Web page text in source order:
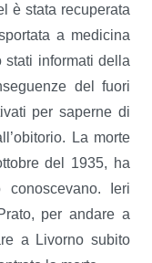
è stata recuperata
a medicina
stati informati della
del fuori
per saperne di
La morte
del 1935, ha
Ieri
per andare a
a Livorno subito